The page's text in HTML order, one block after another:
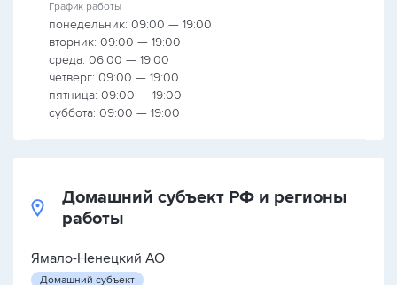
График работы
понедельник: 09:00 — 19:00
вторник: 09:00 — 19:00
среда: 06:00 — 19:00
четверг: 09:00 — 19:00
пятница: 09:00 — 19:00
суббота: 09:00 — 19:00
Домашний субъект РФ и регионы
работы
Ямало-Ненецкий АО
Домашний субъект